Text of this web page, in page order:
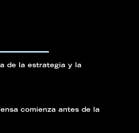
de la estrategia y la
comienza antes de la